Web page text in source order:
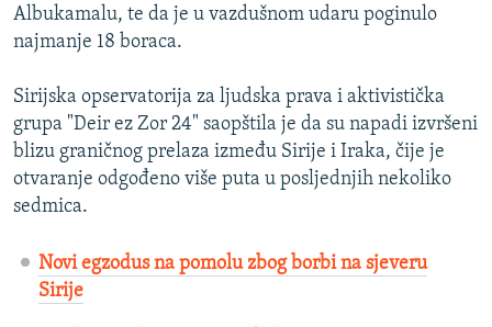
Albukamalu, te da je u vazdušnom udaru poginulo
najmanje 18 boraca.
Sirijska opservatorija za ljudska prava i aktivistička
grupa "Deir ez Zor 24" saopštila je da su napadi izvršeni
blizu graničnog prelaza između Sirije i Iraka, čije je
otvaranje odgođeno više puta u posljednjih nekoliko
sedmica.
Novi egzodus na pomolu zbog borbi na sjeveru
Sirije